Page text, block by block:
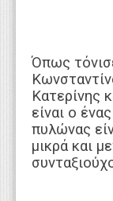
Όπως
Κατερίνης
είναι ο
πυλώνας
μικρά και